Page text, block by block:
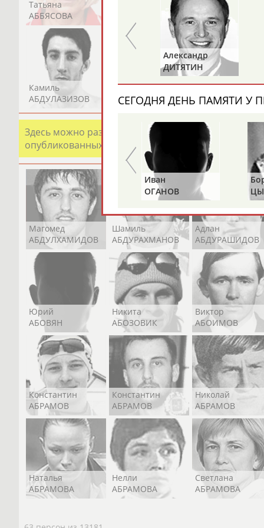
Татьяна
АББЯСОВА
АБДИКАРИМОВА
Артур
АБДРАХМАНОВ
Камиль
АБДУЛАЗИЗОВ
Загалав
АБДУЛБЕКОВ
Камалудин
АБДУЛДАУДОВ
Здесь можно разместить информацию о хорошо
опубликованных записях. Страна должна знать
Магомед
АБДУЛХАМИДОВ
Шамиль
АБДУРАХМАНОВ
Адлан
АБДУРАШИДОВ
Юрий
АБОВЯН
Никита
АБОЗОВИК
Виктор
АБОИМОВ
Константин
АБРАМОВ
Константин
АБРАМОВ
Николай
АБРАМОВ
Наталья
АБРАМОВА
Нелли
АБРАМОВА
Светлана
АБРАМОВА
Владимир
РЫБАКОВ
Александр
ДИТЯТИН
СЕГОДНЯ ДЕНЬ ПАМЯТИ У
Альгирдас
ЛАУРИТЕНАС
Иван
ОГАНОВ